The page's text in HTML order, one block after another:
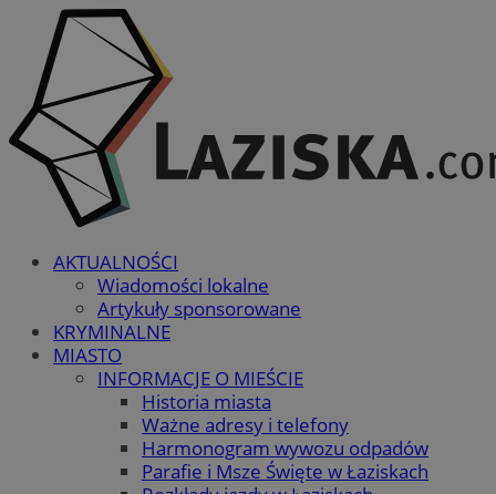
AKTUALNOŚCI
Wiadomości lokalne
Artykuły sponsorowane
KRYMINALNE
MIASTO
INFORMACJE O MIEŚCIE
Historia miasta
Ważne adresy i telefony
Harmonogram wywozu odpadów
Parafie i Msze Święte w Łaziskach